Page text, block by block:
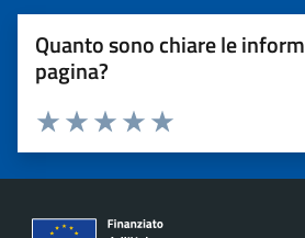
Quanto sono chiare le
pagina?
Valuta 5 stelle su 5
Valuta 4 stelle su 5
Valuta 3 stelle su 5
Valuta 2 stelle su 5
Valuta 1 stelle su 5